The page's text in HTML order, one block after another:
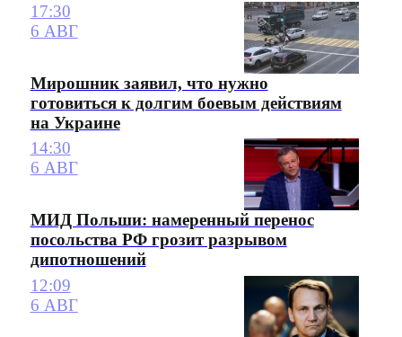
17:30
6 АВГ
Мирошник заявил, что нужно
готовиться к долгим боевым действиям
на Украине
14:30
6 АВГ
МИД Польши: намеренный перенос
посольства РФ грозит разрывом
дипотношений
12:09
6 АВГ